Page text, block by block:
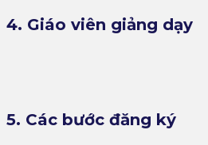
4. Giáo viên giảng dạy
5. Các bước đăng ký